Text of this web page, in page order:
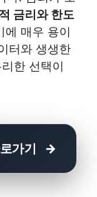
금리와 한도
에 매우 용이
터와 생생한
한 선택이
가기